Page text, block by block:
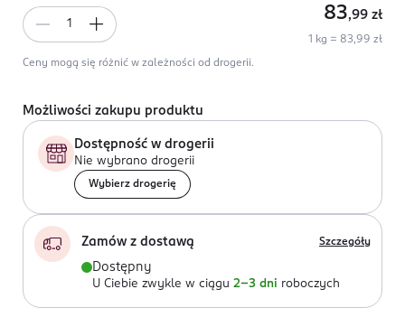
83,99 zł
1 kg = 83,99 zł
Ceny mogą się różnić w zależności od drogerii.
Możliwości zakupu produktu
Dostępność w drogerii
Nie wybrano drogerii
Wybierz drogerię
Zamów z dostawą Szczegóły
Dostępny
U Ciebie zwykle w ciągu 2-3 dni roboczych